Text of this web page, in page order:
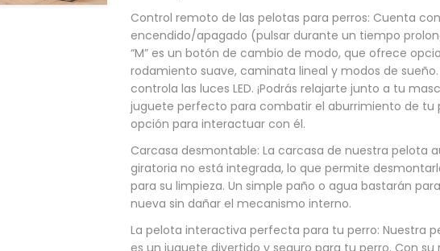
Control remoto de las pelotas para perros: Cuenta
encendido/apagado (pulsar durante un tiempo
“M” es un botón de cambio de modo, que ofrece
rodamiento suave, caminata lineal y modos de sueño.
controla las luces LED. ¡Podrás relajarte junto a tu
juguete perfecto para combatir el aburrimiento de tu
opción para interactuar con él.
Carcasa desmontable: La carcasa de nuestra pelota
giratoria no está integrada, lo que permite
para su limpieza. Un simple paño o agua bastarán
nueva sin dañar el mecanismo interno.
La pelota interactiva perfecta para tu perro: Nuestra
es un juguete divertido y seguro para tu perro. Con su